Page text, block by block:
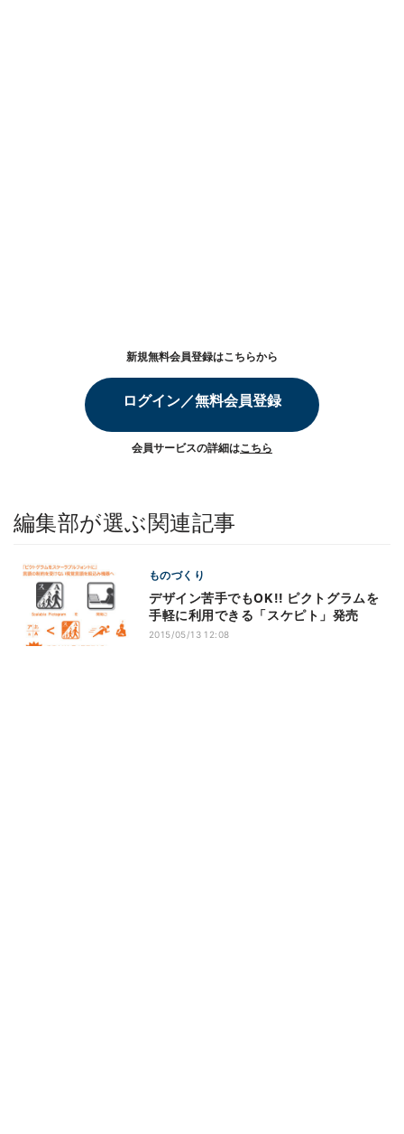
新規無料会員登録はこちらから
ログイン／無料会員登録
会員サービスの詳細はこちら
編集部が選ぶ関連記事
ものづくり
デザイン苦手でもOK!! ピクトグラムを
手軽に利用できる「スケピト」発売
2015/05/13 12:08